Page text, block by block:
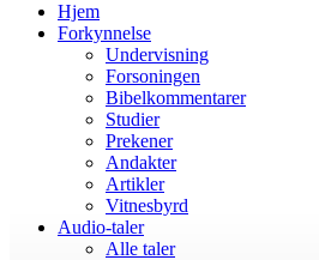
Hjem
Forkynnelse
Undervisning
Forsoningen
Bibelkommentarer
Studier
Prekener
Andakter
Artikler
Vitnesbyrd
Audio-taler
Alle taler